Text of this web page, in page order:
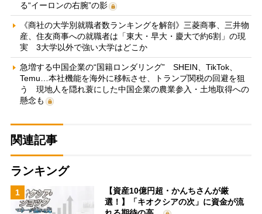
る“イーロンの右腕”の影
《商社の大学別就職者数ランキングを解剖》三菱商事、三井物
産、住友商事への就職者は「東大・早大・慶大で約6割」の現
実 3大学以外で強い大学はどこか
急増する中国企業の“国籍ロンダリング” SHEIN、TikTok、
Temu…本社機能を海外に移転させ、トランプ関税の回避を狙
う 現地人を隠れ蓑にした中国企業の農業参入・土地取得への
懸念も
関連記事
ランキング
1
【資産10億円超・かんちさんが厳
選！】「キオクシアの次」に資金が流